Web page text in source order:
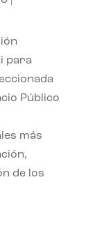
para
Público
más
de los